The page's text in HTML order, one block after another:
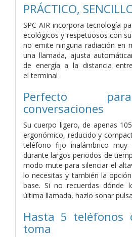
PRÁCTICO,
SPC AIR incorpora tecnología
ecológicos y respetuosos con
no emite ninguna radiación en
una llamada, ajusta
de energía a la distancia
el terminal
Perfecto
conversaciones
Su cuerpo ligero, de apenas
ergonómico, reducido y
teléfono fijo inalámbrico muy
durante largos periodos de
modo mute para silenciar el
lo necesitas y también la
base. Si no recuerdas dónde
última llamada, hazlo sonar
Hasta 5 teléfonos
toma